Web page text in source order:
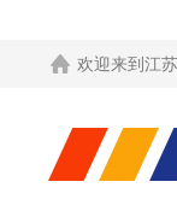
欢迎来到 江